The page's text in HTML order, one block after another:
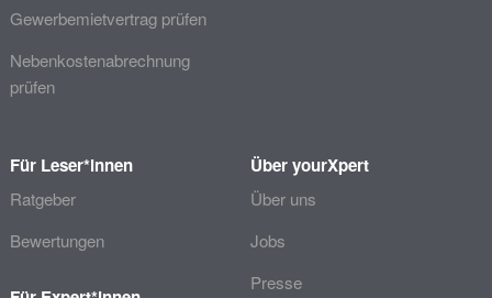
Gewerbemietvertrag prüfen
Nebenkostenabrechnung
prüfen
Für Leser*innen
Ratgeber
Bewertungen
Über yourXpert
Über uns
Jobs
Presse